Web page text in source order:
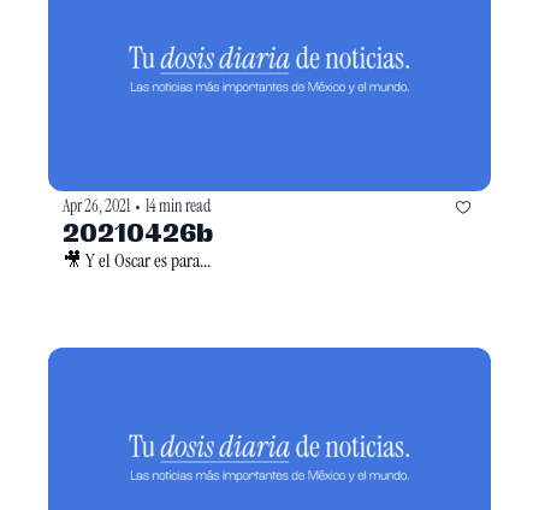
Apr 26, 2021 • 14 min read
20210426b
🎥 Y el Oscar es para...